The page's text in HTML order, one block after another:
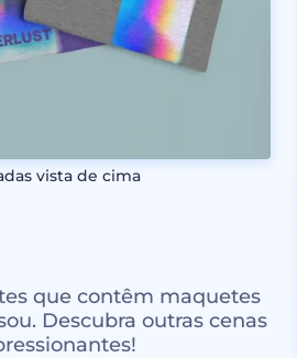
vista de cima
que contêm maquetes
Descubra outras cenas